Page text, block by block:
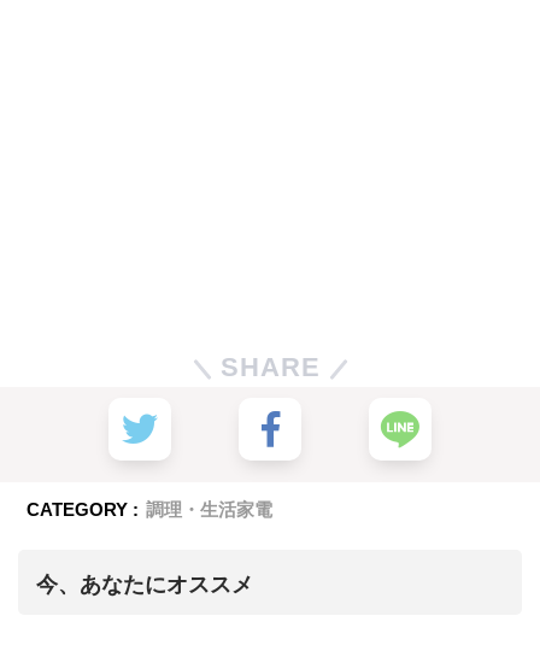
SHARE
CATEGORY : 調理・生活家電
今、あなたにオススメ